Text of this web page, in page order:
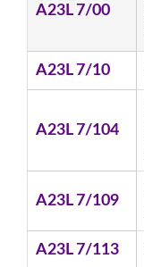
A23L 7/00
A23L 7/10
A23L 7/104
A23L 7/109
A23L 7/113